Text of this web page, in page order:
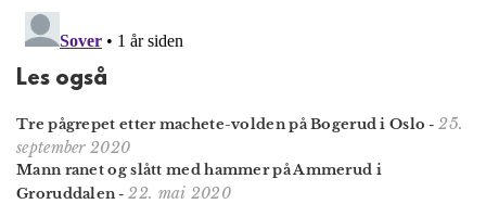
Les også
Tre pågrepet etter machete-volden på Bogerud i Oslo -25.
september 2020
Mann ranet og slått med hammer på Ammerud i
Groruddalen-22. mai 2020